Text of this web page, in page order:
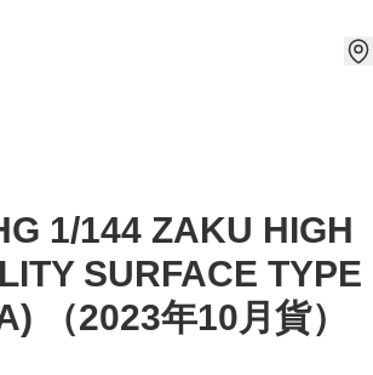
1/144 ZAKU HIGH
SURFACE TYPE
（2023年10月貨）